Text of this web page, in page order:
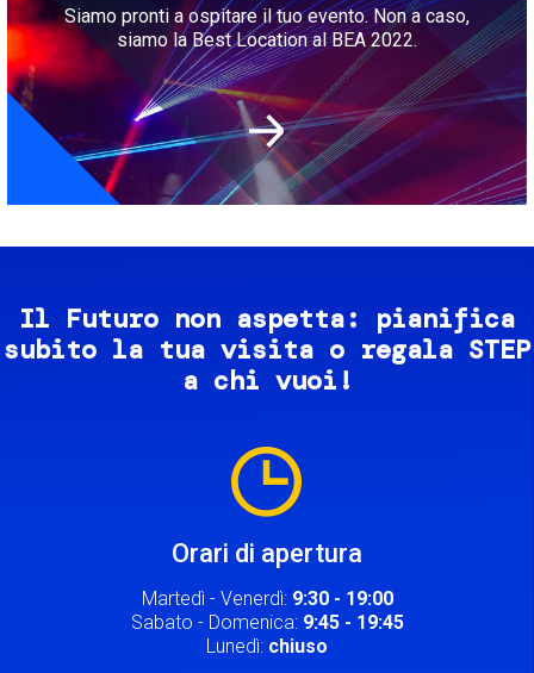
Siamo pronti a ospitare il tuo evento. Non a caso,
siamo la Best Location al BEA 2022.
Il Futuro non aspetta: pianifica
subito la tua visita o regala STEP
a chi vuoi!
Orari di apertura
Martedì - Venerdì: 9:30 - 19:00
Sabato - Domenica: 9:45 - 19:45
Lunedì: chiuso